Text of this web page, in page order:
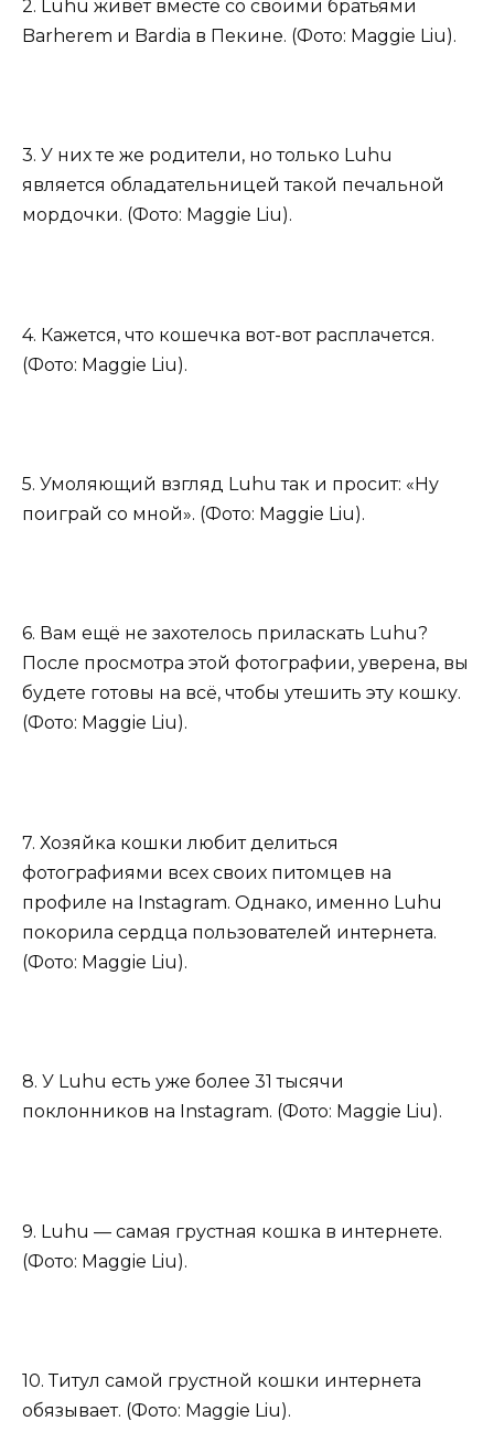
2. Luhu живёт вместе со своими братьями
Barherem и Bardia в Пекине. (Фото: Maggie Liu).
3. У них те же родители, но только Luhu
является обладательницей такой печальной
мордочки. (Фото: Maggie Liu).
4. Кажется, что кошечка вот-вот расплачется.
(Фото: Maggie Liu).
5. Умоляющий взгляд Luhu так и просит: «Ну
поиграй со мной». (Фото: Maggie Liu).
6. Вам ещё не захотелось приласкать Luhu?
После просмотра этой фотографии, уверена, вы
будете готовы на всё, чтобы утешить эту кошку.
(Фото: Maggie Liu).
7. Хозяйка кошки любит делиться
фотографиями всех своих питомцев на
профиле на Instagram. Однако, именно Luhu
покорила сердца пользователей интернета.
(Фото: Maggie Liu).
8. У Luhu есть уже более 31 тысячи
поклонников на Instagram. (Фото: Maggie Liu).
9. Luhu — самая грустная кошка в интернете.
(Фото: Maggie Liu).
10. Титул самой грустной кошки интернета
обязывает. (Фото: Maggie Liu).